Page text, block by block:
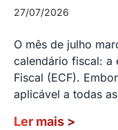
27/07/2026
O mês de julho
calendário fiscal: a
Fiscal (ECF).
aplicável a todas
Ler mais >